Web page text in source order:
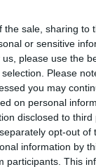
the sale, sharing to
or sensitive
please use the
Please
you may
on personal
disclosed to
opt-out of
information by
participants. This
στην περιοχή
βρίσκεται σε
δόμησης...